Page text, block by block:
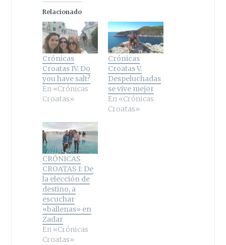
Relacionado
Crónicas
Croatas IV. Do
you have salt?
En «Crónicas
Croatas»
Crónicas
Croatas V.
Despeluchadas
se vive mejor
En «Crónicas
Croatas»
CRÓNICAS
CROATAS I: De
la elección de
destino, a
escuchar
«ballenas» en
Zadar
En «Crónicas
Croatas»